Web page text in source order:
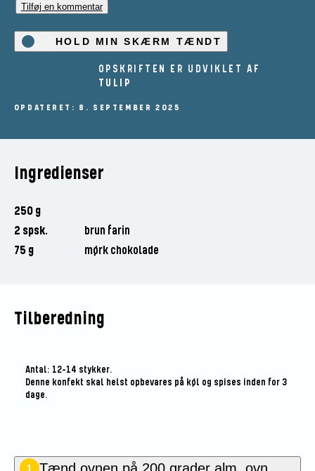
Tilføj en kommentar
HOLD MIN SKÆRM TÆNDT
OPSKRIFTEN ER UDVIKLET AF
TULIP
OPDATERET: 8. SEPTEMBER 2025
Ingredienser
250 g
2 spsk.
brun farin
75 g
mørk chokolade
Tilberedning
Antal: 12-14 stykker.
Denne konfekt skal helst opbevares på køl og spises inden for 3
dage.
1